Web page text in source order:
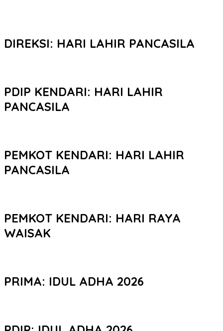
DIREKSI: HARI LAHIR PANCASILA
PDIP KENDARI: HARI LAHIR
PANCASILA
PEMKOT KENDARI: HARI LAHIR
PANCASILA
PEMKOT KENDARI: HARI RAYA
WAISAK
PRIMA: IDUL ADHA 2026